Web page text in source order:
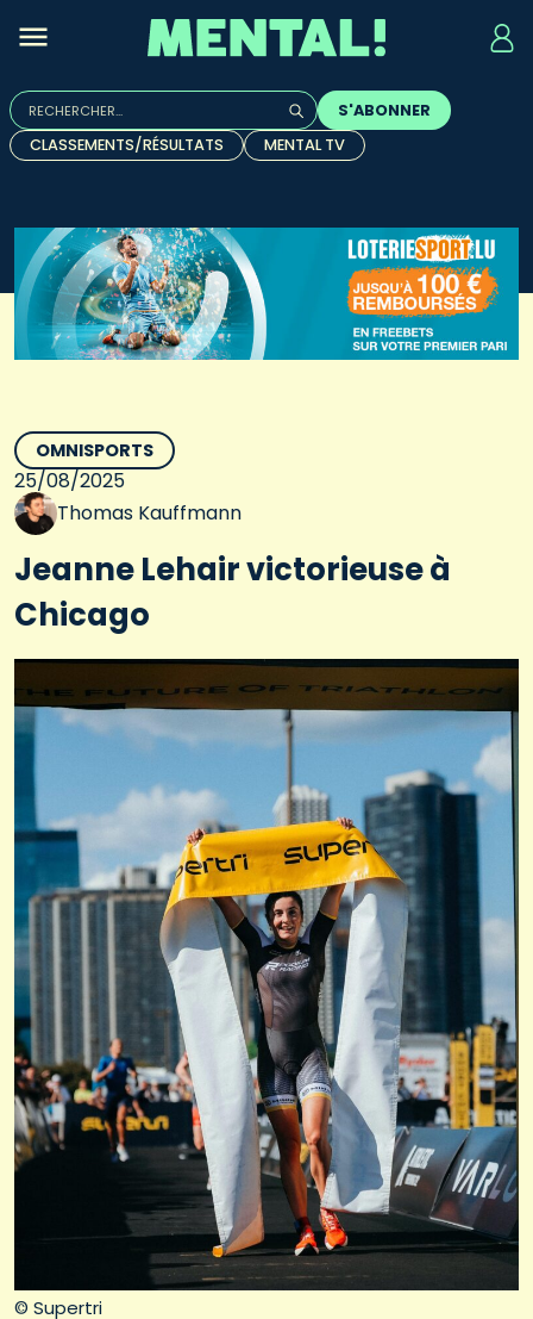
Rechercher :
Quand les résultats de l'auto-complétion sont
S'ABONNER
CLASSEMENTS/RÉSULTATS
MENTAL TV
© Supertri
OMNISPORTS
25/08/2025
Thomas Kauffmann
Jeanne Lehair victorieuse à
Chicago